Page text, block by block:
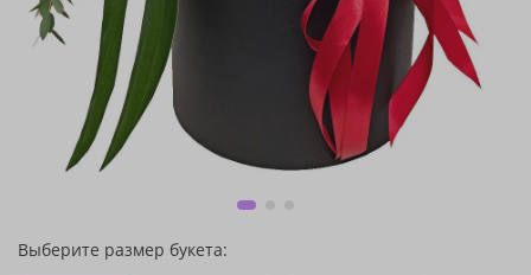
Выберите размер букета: